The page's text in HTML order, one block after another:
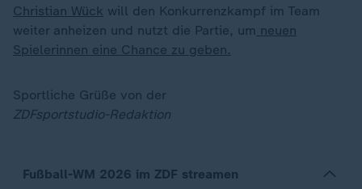
Christian Wück will den Konkurrenzkampf im Team
weiter anheizen und nutzt die Partie, um neuen
Spielerinnen eine Chance zu geben.
Sportliche Grüße von der
ZDFsportstudio-Redaktion
Fußball-WM 2026 im ZDF streamen